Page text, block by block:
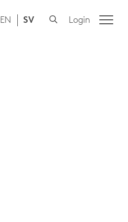
EN SV Login